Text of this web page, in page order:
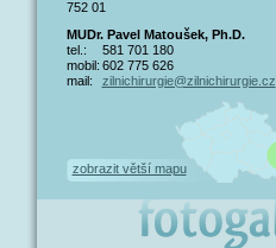
752 01
MUDr. Pavel Matoušek, Ph.D.
tel.:
581 701 180
mobil: 602 775 626
mail:
zilnichirurgie@zilnichirurgie.cz
zobrazit větší mapu